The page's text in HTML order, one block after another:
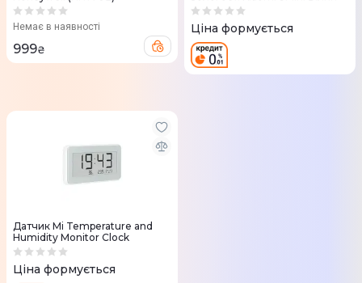
Немає в наявності
999₴
Ціна формується
Датчик Mi Temperature and
Humidity Monitor Clock
Ціна формується